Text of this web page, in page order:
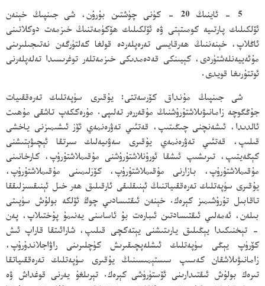
5 - ئاينىڭ 20 - كۈنى چۈشتىن بۇرۇن، شى جىنپىڭ خېنەن
ئۆلكىلىك پارتىيە كومىتېتى ۋە ئۆلكىلىك ھۆكۈمەتنىڭ خىزمەت دوكلاتىنى
ئاڭلاپ، خېنەننىڭ ھەرقايسى تەرەپلەردە قولغا كەلتۈرگەن نەتىجىلىرىنى
مۇئەييەنلەشتۈردى، كېيىنكى قەدەمدىكى خىزمەتلەر توغرىسىدا تەلەپلەرنى
ئوتتۇرىغا قويدى.
شى جىنپىڭ مۇنداق كۆرسەتتى: يۇقىرى سۈپەتلىك تەرەققىيات
جۇڭگوچە زامانىۋىلاشتۇرۇشنىڭ مۇقەررەر تەلىپى. مۇرەككەپ تاشقى مۇھىت
ئالدىدا، ئىشەنچنى چىڭىتىپ، قەتئىي تەۋرەنمەي ئۆز ئىشىمىزنى ياخشى
قىلىپ، قەتئىي تەۋرەنمەي يۇقىرى سەۋىيەلىك سىرتقا ئېچىۋېتىشنى
كېڭەيتىپ، تىرىشىپ ئىشقا ئورۇنلاشتۇرۇشنى مۇقىملاشتۇرۇپ، كارخانىنى
مۇقىملاشتۇرۇپ، بازارنى مۇقىملاشتۇرۇپ، كۆزلىمىنى مۇقىملاشتۇرۇپ،
يۇقىرى سۈپەتلىك تەرەققىياتنىڭ ئېنىقلىقى ئارقىلىق ھەر خىل ئېنىقسىزلىققا
تاقابىل تۇرۇشىمىز كېرەك. خېنەن ئىقتىسادىي چوڭ ئۆلكە بولۇش سۈپىتى
بىلەن، ئەمەلىي ئىقتىسادتىن ئىبارەت بۇ ئاساسنى يەنىمۇ پۇختىلاپ، پەن
- تېخنىكىدا يېڭىلىق يارىتىشنى يېتەكچى قىلىپ، شارائىتقا قاراپ ئىش
كۆرۈپ يېڭى سۈپەتلىك ئىشلەپچىقىرىش كۈچلىرىنى راۋاجلاندۇرۇپ،
زامانىۋىلاشقان كەسىپ سىستېمىسىنىڭ يۇقىرى سۈپەتلىك تەرەققىياتقا
تىرەك بولۇش ئىقتىدارىنى ئۆستۈرۈشى كېرەك. تېرىلغۇ يەرنى قوغداش ۋە